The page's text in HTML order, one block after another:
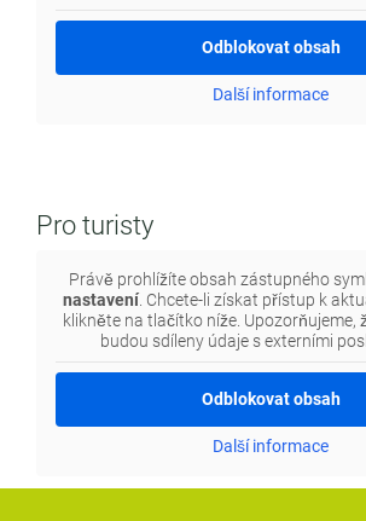
Odblokovat obsah
Další informace
Pro turisty
Právě prohlížíte obsah zástupného
nastavení. Chcete-li získat přístup k
klikněte na tlačítko níže. Upozorňujeme,
budou sdíleny údaje s externími
Odblokovat obsah
Další informace